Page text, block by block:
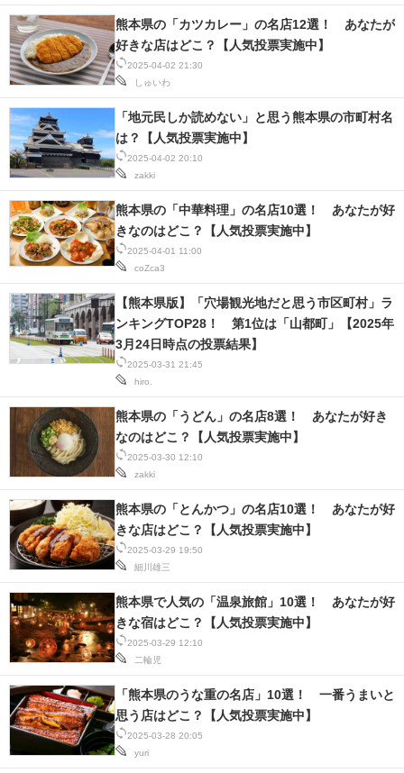
2025-04-02 21:30
しゅいわ
熊本県の「カツカレー」の名店12選！ あなたが
好きな店はどこ？【人気投票実施中】
2025-04-02 20:10
zakki
「地元民しか読めない」と思う熊本県の市町村名
は？【人気投票実施中】
2025-04-01 11:00
coZca3
熊本県の「中華料理」の名店10選！ あなたが好
きなのはどこ？【人気投票実施中】
2025-03-31 21:45
hiro.
【熊本県版】「穴場観光地だと思う市区町村」ラ
ンキングTOP28！ 第1位は「山都町」【2025年
3月24日時点の投票結果】
2025-03-30 12:10
zakki
熊本県の「うどん」の名店8選！ あなたが好き
なのはどこ？【人気投票実施中】
2025-03-29 19:50
細川雄三
熊本県の「とんかつ」の名店10選！ あなたが好
きな店はどこ？【人気投票実施中】
2025-03-29 12:10
二輪児
熊本県で人気の「温泉旅館」10選！ あなたが好
きな宿はどこ？【人気投票実施中】
2025-03-28 20:05
yuri
「熊本県のうな重の名店」10選！ 一番うまいと
思う店はどこ？【人気投票実施中】